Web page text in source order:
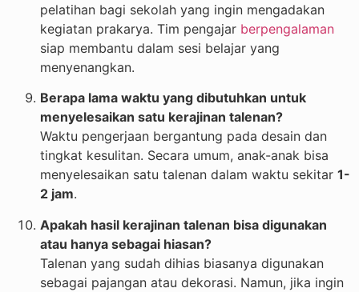
pelatihan bagi sekolah yang ingin mengadakan
kegiatan prakarya. Tim pengajar berpengalaman
siap membantu dalam sesi belajar yang
menyenangkan.
Berapa lama waktu yang dibutuhkan untuk
menyelesaikan satu kerajinan talenan?
Waktu pengerjaan bergantung pada desain dan
tingkat kesulitan. Secara umum, anak-anak bisa
menyelesaikan satu talenan dalam waktu sekitar 1-
2 jam.
Apakah hasil kerajinan talenan bisa digunakan
atau hanya sebagai hiasan?
Talenan yang sudah dihias biasanya digunakan
sebagai pajangan atau dekorasi. Namun, jika ingin